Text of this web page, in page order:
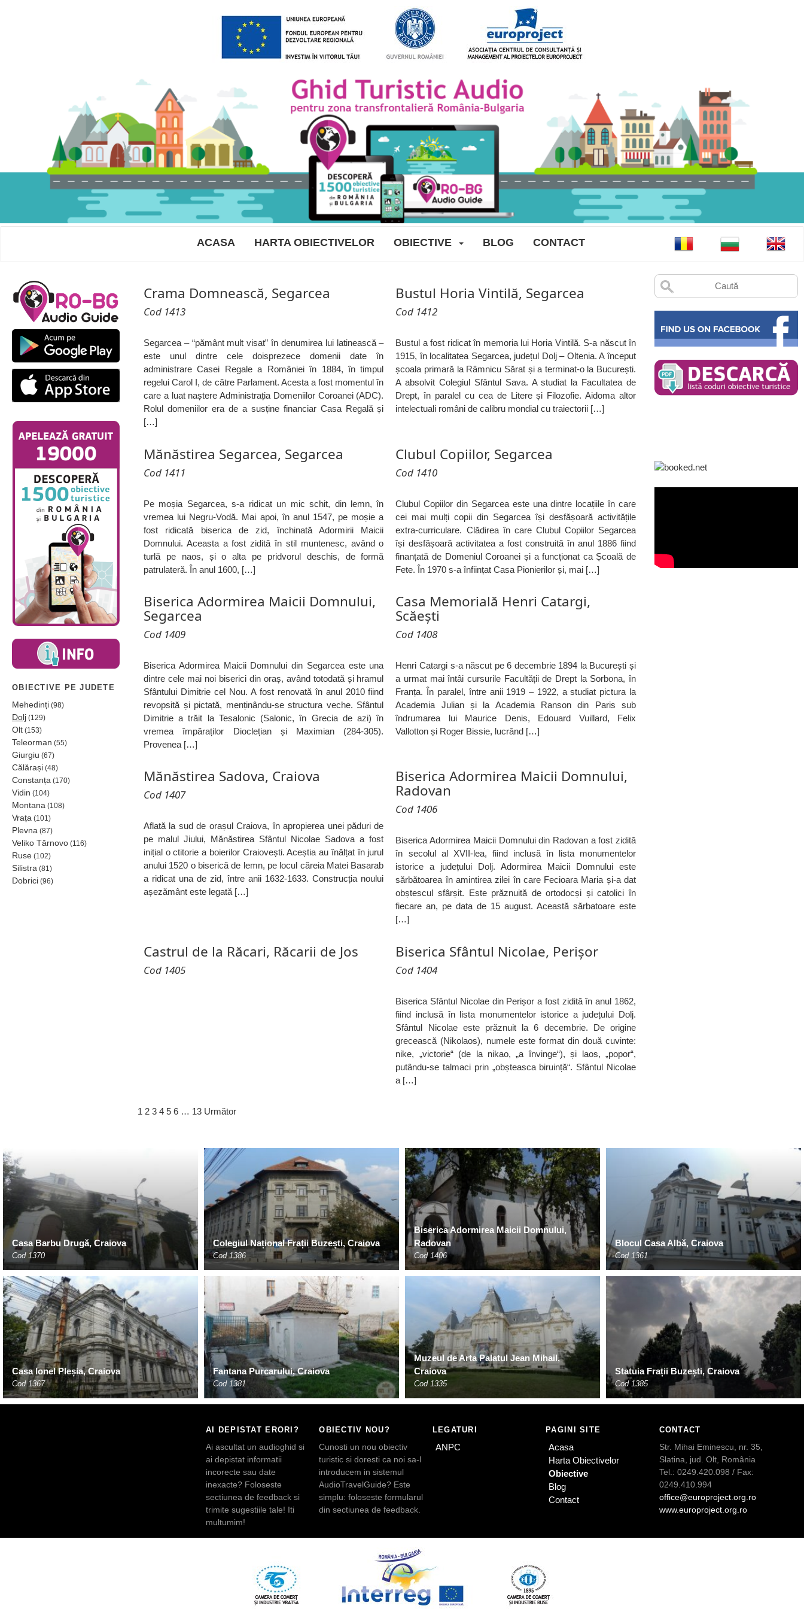
ACASA HARTA OBIECTIVELOR OBIECTIVE BLOG CONTACT
OBIECTIVE PE JUDETE
Mehedinți (98)
Dolj (129)
Olt (153)
Teleorman (55)
Giurgiu (67)
Călărași (48)
Constanța (170)
Vidin (104)
Montana (108)
Vrața (101)
Plevna (87)
Veliko Tărnovo (116)
Ruse (102)
Silistra (81)
Dobrici (96)
Crama Domnească, Segarcea
Cod 1413
Segarcea – “pământ mult visat” în denumirea lui latinească –
este unul dintre cele doisprezece domenii date în
administrare Casei Regale a României în 1884, în timpul
regelui Carol I, de către Parlament. Acesta a fost momentul în
care a luat naștere Administrația Domeniilor Coroanei (ADC).
Rolul domeniilor era de a susține financiar Casa Regală și
[…]
Bustul Horia Vintilă, Segarcea
Cod 1412
Bustul a fost ridicat în memoria lui Horia Vintilă. S-a născut în
1915, în localitatea Segarcea, județul Dolj – Oltenia. A început
școala primară la Râmnicu Sărat și a terminat-o la București.
A absolvit Colegiul Sfântul Sava. A studiat la Facultatea de
Drept, în paralel cu cea de Litere și Filozofie. Aidoma altor
intelectuali români de calibru mondial cu traiectorii […]
Mănăstirea Segarcea, Segarcea
Cod 1411
Pe moșia Segarcea, s-a ridicat un mic schit, din lemn, în
vremea lui Negru-Vodă. Mai apoi, în anul 1547, pe moșie a
fost ridicată biserica de zid, închinată Adormirii Maicii
Domnului. Aceasta a fost zidită în stil muntenesc, având o
turlă pe naos, și o alta pe pridvorul deschis, de formă
patrulateră. În anul 1600, […]
Clubul Copiilor, Segarcea
Cod 1410
Clubul Copiilor din Segarcea este una dintre locațiile în care
cei mai mulți copii din Segarcea își desfășoară activitățile
extra-curriculare. Clădirea în care Clubul Copiilor Segarcea
își desfășoară activitatea a fost construită în anul 1886 fiind
finanțată de Domeniul Coroanei și a funcționat ca Școală de
Fete. În 1970 s-a înființat Casa Pionierilor și, mai […]
Biserica Adormirea Maicii Domnului,
Segarcea
Cod 1409
Biserica Adormirea Maicii Domnului din Segarcea este una
dintre cele mai noi biserici din oraș, având totodată și hramul
Sfântului Dimitrie cel Nou. A fost renovată în anul 2010 fiind
revopsită și pictată, menținându-se structura veche. Sfântul
Dimitrie a trăit la Tesalonic (Salonic, în Grecia de azi) în
vremea împăraților Dioclețian și Maximian (284-305).
Provenea […]
Casa Memorială Henri Catargi,
Scăești
Cod 1408
Henri Catargi s-a născut pe 6 decembrie 1894 la București și
a urmat mai întâi cursurile Facultății de Drept la Sorbona, în
Franța. În paralel, între anii 1919 – 1922, a studiat pictura la
Academia Julian și la Academia Ranson din Paris sub
îndrumarea lui Maurice Denis, Edouard Vuillard, Felix
Vallotton și Roger Bissie, lucrând […]
Mănăstirea Sadova, Craiova
Cod 1407
Aflată la sud de orașul Craiova, în apropierea unei păduri de
pe malul Jiului, Mănăstirea Sfântul Nicolae Sadova a fost
inițial o ctitorie a boierilor Craiovești. Aceștia au înălțat în jurul
anului 1520 o biserică de lemn, pe locul căreia Matei Basarab
a ridicat una de zid, între anii 1632-1633. Construcția noului
așezământ este legată […]
Biserica Adormirea Maicii Domnului,
Radovan
Cod 1406
Biserica Adormirea Maicii Domnului din Radovan a fost zidită
în secolul al XVII-lea, fiind inclusă în lista monumentelor
istorice a județului Dolj. Adormirea Maicii Domnului este
sărbătoarea în amintirea zilei în care Fecioara Maria și-a dat
obștescul sfârșit. Este prăznuită de ortodocși și catolici în
fiecare an, pe data de 15 august. Această sărbatoare este
[…]
Castrul de la Răcari, Răcarii de Jos
Cod 1405
Biserica Sfântul Nicolae, Perișor
Cod 1404
Biserica Sfântul Nicolae din Perișor a fost zidită în anul 1862,
fiind inclusă în lista monumentelor istorice a județului Dolj.
Sfântul Nicolae este prăznuit la 6 decembrie. De origine
grecească (Nikolaos), numele este format din două cuvinte:
nike, „victorie“ (de la nikao, „a învinge“), și laos, „popor“,
putându-se talmaci prin „obșteasca biruință“. Sfântul Nicolae
a […]
1 2 3 4 5 6 … 13 Următor
Casa Barbu Drugă, Craiova
Cod 1370
Colegiul Național Frații Buzești, Craiova
Cod 1386
Biserica Adormirea Maicii Domnului,
Radovan
Cod 1406
Blocul Casa Albă, Craiova
Cod 1361
Casa Ionel Pleșia, Craiova
Cod 1367
Fantana Purcarului, Craiova
Cod 1381
Muzeul de Arta Palatul Jean Mihail,
Craiova
Cod 1335
Statuia Frații Buzești, Craiova
Cod 1385
AI DEPISTAT ERORI?
Ai ascultat un audioghid si
ai depistat informatii
incorecte sau date
inexacte? Foloseste
sectiunea de feedback si
trimite sugestiile tale! Iti
multumim!
OBIECTIV NOU?
Cunosti un nou obiectiv
turistic si doresti ca noi sa-l
introducem in sistemul
AudioTravelGuide? Este
simplu: foloseste formularul
din sectiunea de feedback.
LEGATURI
ANPC
PAGINI SITE
Acasa
Harta Obiectivelor
Obiective
Blog
Contact
CONTACT
Str. Mihai Eminescu, nr. 35,
Slatina, jud. Olt, România
Tel.: 0249.420.098 / Fax:
0249.410.994
office@europroject.org.ro
www.europroject.org.ro